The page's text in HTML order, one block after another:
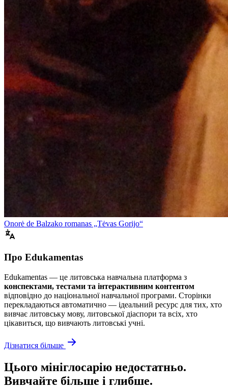
Onorė de Balzako romanas „Tėvas Gorijo“
Про Edukamentas
Edukamentas — це литовська навчальна платформа з
конспектами, тестами та інтерактивним контентом
відповідно до національної навчальної програми. Сторінки
перекладаються автоматично — ідеальний ресурс для тих, хто
вивчає литовську мову, литовської діаспори та всіх, хто
цікавиться, що вивчають литовські учні.
Дізнатися більше
Цього мініглосарію недостатньо.
Вивчайте більше і глибше.